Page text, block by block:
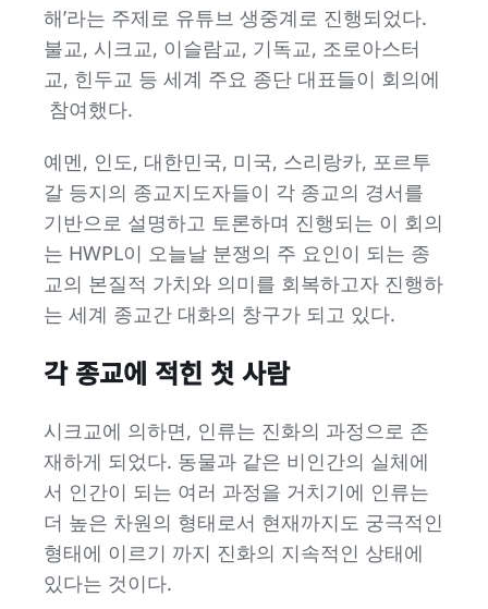
해’라는 주제로 유튜브 생중계로 진행되었다.
불교, 시크교, 이슬람교, 기독교, 조로아스터
교, 힌두교 등 세계 주요 종단 대표들이 회의에
참여했다.
예멘, 인도, 대한민국, 미국, 스리랑카, 포르투
갈 등지의 종교지도자들이 각 종교의 경서를
기반으로 설명하고 토론하며 진행되는 이 회의
는 HWPL이 오늘날 분쟁의 주 요인이 되는 종
교의 본질적 가치와 의미를 회복하고자 진행하
는 세계 종교간 대화의 창구가 되고 있다.
각 종교에 적힌 첫 사람
시크교에 의하면, 인류는 진화의 과정으로 존
재하게 되었다. 동물과 같은 비인간의 실체에
서 인간이 되는 여러 과정을 거치기에 인류는
더 높은 차원의 형태로서 현재까지도 궁극적인
형태에 이르기 까지 진화의 지속적인 상태에
있다는 것이다.